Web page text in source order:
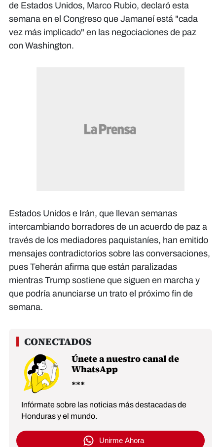
de Estados Unidos, Marco Rubio, declaró esta
semana en el Congreso que Jamaneí está "cada
vez más implicado" en las negociaciones de paz
con Washington.
Estados Unidos e Irán, que llevan semanas
intercambiando borradores de un acuerdo de paz a
través de los mediadores paquistaníes, han emitido
mensajes contradictorios sobre las conversaciones,
pues Teherán afirma que están paralizadas
mientras Trump sostiene que siguen en marcha y
que podría anunciarse un trato el próximo fin de
semana.
Únete a nuestro canal de
WhatsApp
Infórmate sobre las noticias más destacadas de
Honduras y el mundo.
Unirme Ahora